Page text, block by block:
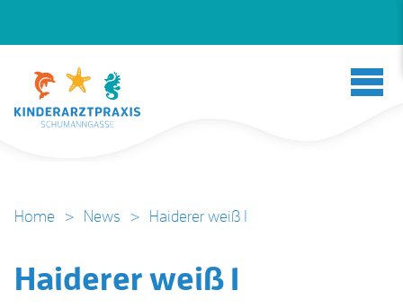
Home > News > Haiderer weiß 1
Haiderer weiß 1